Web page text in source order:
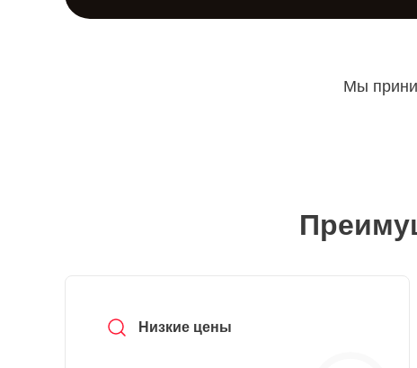
Мы
Низкие цены